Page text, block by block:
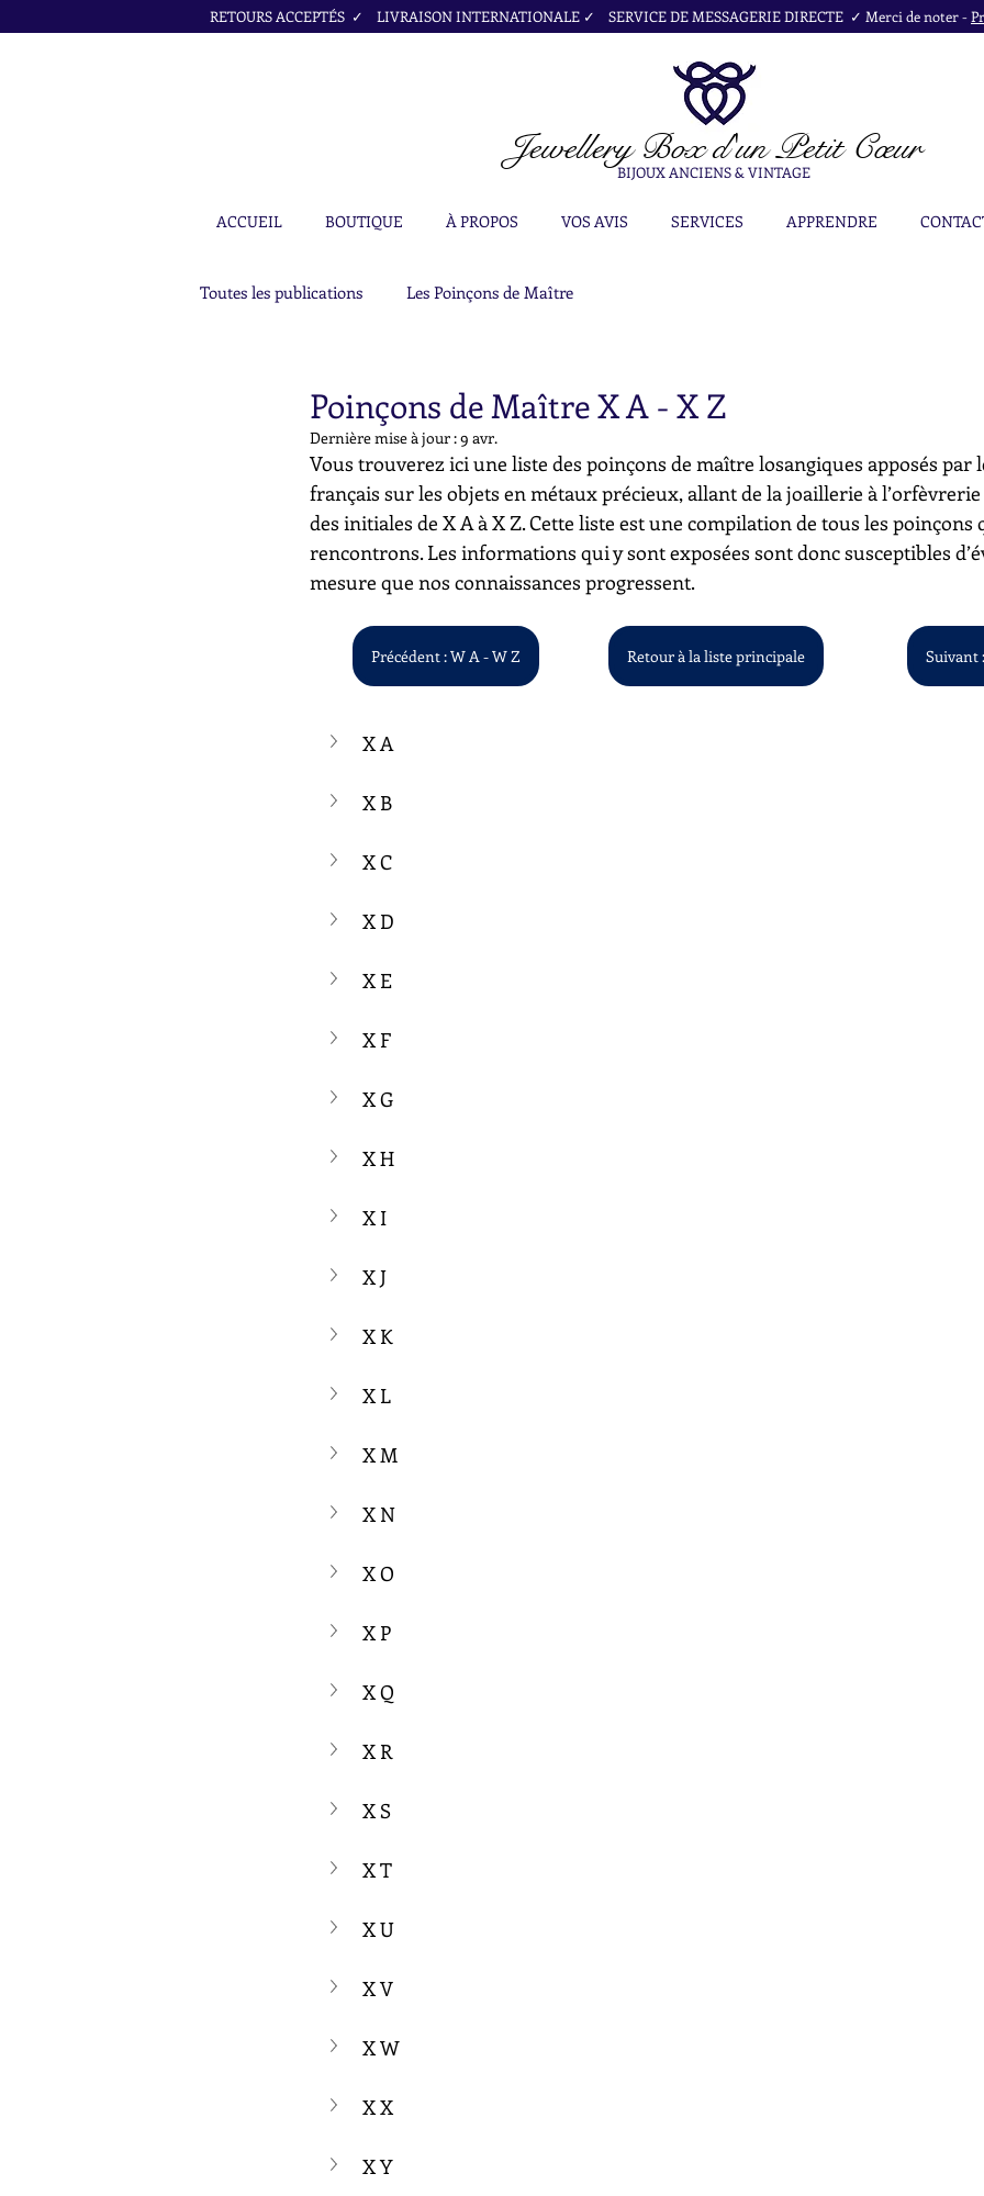
RETOURS ACCEPTÉS ✓ LIVRAISON INTERNATIONALE ✓ SERVICE DE MESSAGERIE DIRECTE ✓ Merci de noter -
Jewellery Boxd'un Petit Cœur
BIJOUX ANCIENS & VINTAGE
ACCUEIL BOUTIQUE À PROPOS VOS AVIS SERVICES APPRENDRE
Toutes les publications Les Poinçons de Maître
Poinçons de Maître X A - X Z
Dernière mise à jour :9 avr.
Vous trouverez ici une liste des poinçons de maître losangiques apposés par
français sur les objets en métaux précieux, allant de la joaillerie à
des initiales de X A à X Z. Cette liste est une compilation de tous les poinçons
rencontrons. Les informations qui y sont exposées sont donc susceptibles
mesure que nos connaissances progressent.
Précédent : W A - W Z Retour à la liste principale Suivant
X A
X B
X C
X D
X E
X F
X G
X H
X I
X J
X K
X L
X M
X N
X O
X P
X Q
X R
X S
X T
X U
X V
X W
X X
X Y